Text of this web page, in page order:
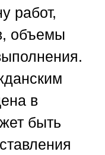
работ,
объемы
в
быть